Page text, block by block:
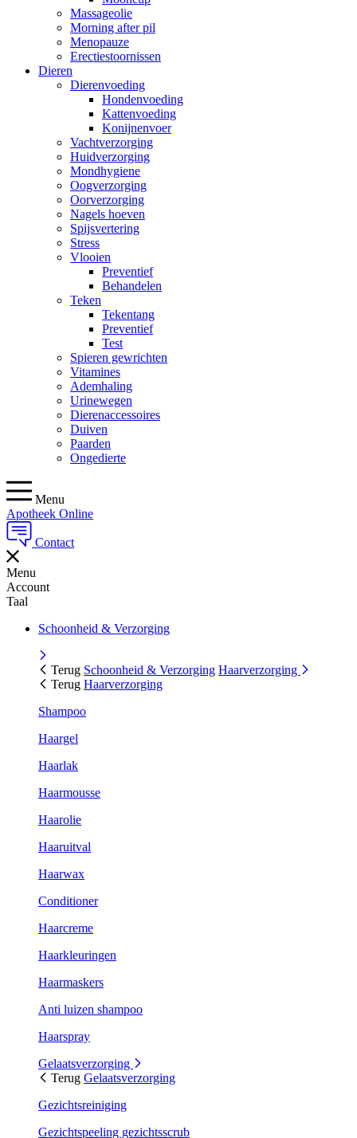
Massageolie
Morning after pil
Menopauze
Erectiestoornissen
Dieren
Dierenvoeding
Hondenvoeding
Kattenvoeding
Konijnenvoer
Vachtverzorging
Huidverzorging
Mondhygiene
Oogverzorging
Oorverzorging
Nagels hoeven
Spijsvertering
Stress
Vlooien
Preventief
Behandelen
Teken
Tekentang
Preventief
Test
Spieren gewrichten
Vitamines
Ademhaling
Urinewegen
Dierenaccessoires
Duiven
Paarden
Ongedierte
Menu
Apotheek Online
Contact
Menu
Account
Taal
Schoonheid & Verzorging
Terug Schoonheid & Verzorging Haarverzorging
Terug Haarverzorging
Shampoo
Haargel
Haarlak
Haarmousse
Haarolie
Haaruitval
Haarwax
Conditioner
Haarcreme
Haarkleuringen
Haarmaskers
Anti luizen shampoo
Haarspray
Gelaatsverzorging
Terug Gelaatsverzorging
Gezichtsreiniging
Gezichtspeeling gezichtsscrub